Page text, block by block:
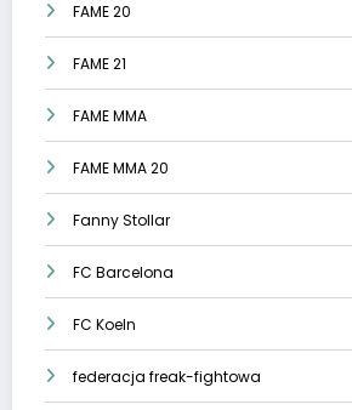
FAME 20
FAME 21
FAME MMA
FAME MMA 20
Fanny Stollar
FC Barcelona
FC Koeln
federacja freak-fightowa